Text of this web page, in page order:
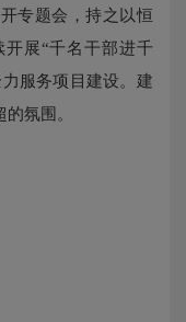
专题会，持之以恒
展“千名干部进千
服务项目建设。建
氛围。